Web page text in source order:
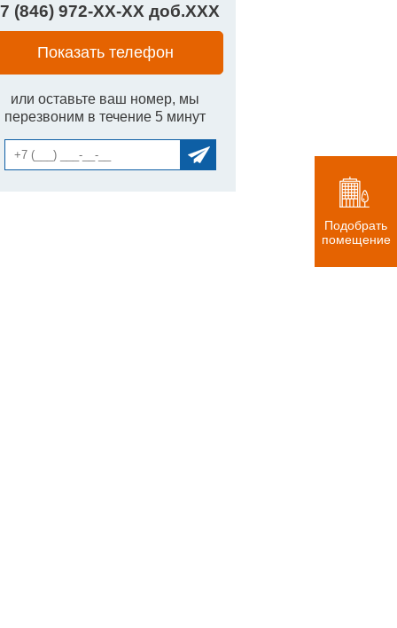
(846) 972-XX-XX доб.XXX
Показать телефон
или оставьте ваш номер, мы
перезвоним в течение 5 минут
Подобрать
помещение